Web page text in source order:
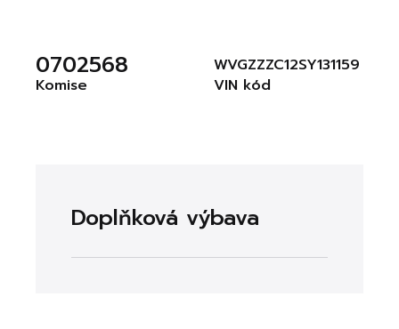
0702568
Komise
WVGZZZC12SY131159
VIN kód
Doplňková výbava